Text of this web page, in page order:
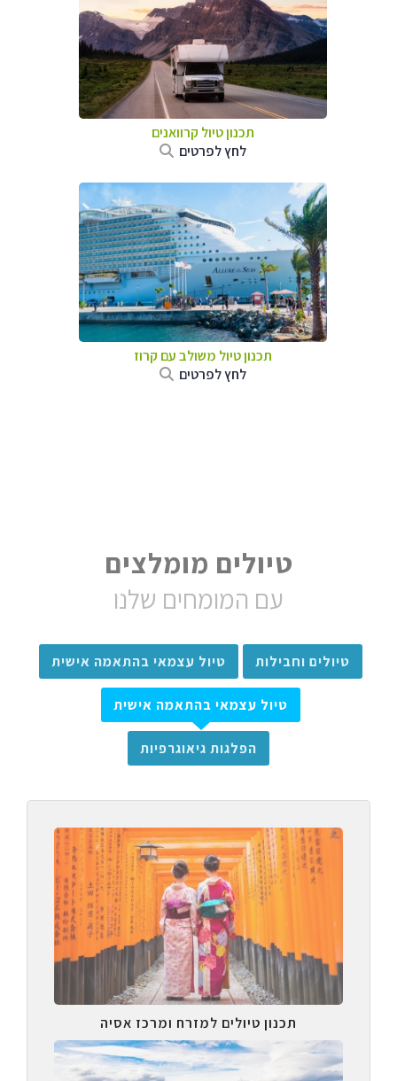
תכנון טיול קרוואנים
לחץ לפרטים
תכנון טיול משולב עם קרוז
לחץ לפרטים
טיולים מומלצים
עם המומחים שלנו
טיולים וחבילות טיול עצמאי בהתאמה אישית
טיול עצמאי בהתאמה אישית
הפלגות גיאוגרפיות
תכנון טיולים למזרח ומרכז אסיה